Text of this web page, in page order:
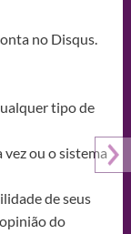
no Disqus.
tipo de
ou o sistema
de seus
do